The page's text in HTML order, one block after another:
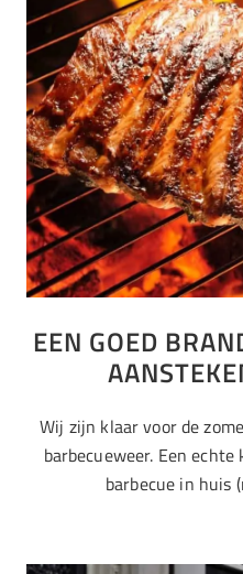
EEN GOED
Wij zijn klaar voor de
barbecueweer. Een
barbecue in huis